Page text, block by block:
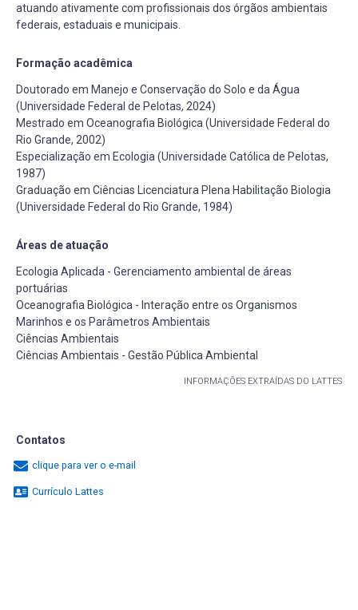
atuando ativamente com profissionais dos órgãos ambientais
federais, estaduais e municipais.
Formação acadêmica
Doutorado em Manejo e Conservação do Solo e da Água
(Universidade Federal de Pelotas, 2024)
Mestrado em Oceanografia Biológica (Universidade Federal do
Rio Grande, 2002)
Especialização em Ecologia (Universidade Católica de Pelotas,
1987)
Graduação em Ciências Licenciatura Plena Habilitação Biologia
(Universidade Federal do Rio Grande, 1984)
Áreas de atuação
Ecologia Aplicada - Gerenciamento ambiental de áreas
portuárias
Oceanografia Biológica - Interação entre os Organismos
Marinhos e os Parâmetros Ambientais
Ciências Ambientais
Ciências Ambientais - Gestão Pública Ambiental
INFORMAÇÕES EXTRAÍDAS DO LATTES
Contatos
clique para ver o e-mail
Currículo Lattes